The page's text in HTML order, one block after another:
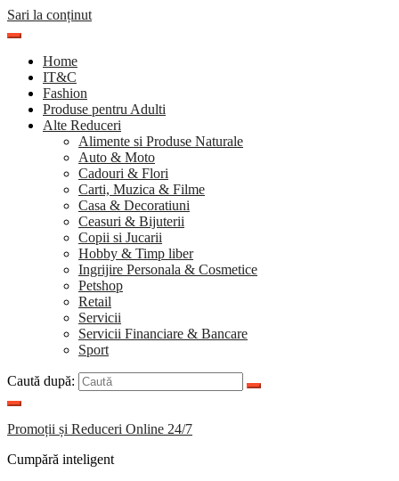
Sari la conținut
Home
IT&C
Fashion
Produse pentru Adulti
Alte Reduceri
Alimente si Produse Naturale
Auto & Moto
Cadouri & Flori
Carti, Muzica & Filme
Casa & Decoratiuni
Ceasuri & Bijuterii
Copii si Jucarii
Hobby & Timp liber
Ingrijire Personala & Cosmetice
Petshop
Retail
Servicii
Servicii Financiare & Bancare
Sport
Caută după:
Promoții și Reduceri Online 24/7
Cumpără inteligent